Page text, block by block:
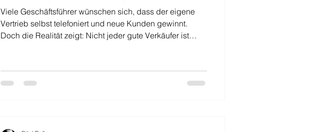
Viele Geschäftsführer wünschen sich, dass der eigene
Vertrieb selbst telefoniert und neue Kunden gewinnt.
Doch die Realität zeigt: Nicht jeder gute Verkäufer ist
jeden Ansprechpartner sofort. Nicht jeder Kunde hat
direkt Bedarf. Es braucht Geduld, Erfahrung, Konsequenz